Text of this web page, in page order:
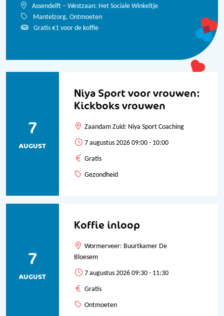
Assendelft – Westzaan: Het Sociale Winkeltje
Mantelzorg, Ontmoeten
Gratis €1 voor de koffie
Niya Sport voor vrouwen:
Kickboks vrouwen
7
AUGUST
Zaandam Zuid: Niya Sport Coaching
7 augustus 2026 09:00 - 10:00
Gratis
Gezondheid
Koffie inloop
7
AUGUST
Wormerveer: Buurtkamer De
Bloesem
7 augustus 2026 09:30 - 11:30
Gratis
Ontmoeten